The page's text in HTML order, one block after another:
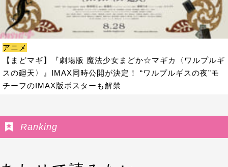
アニメ
【まどマギ】『劇場版 魔法少女まどか☆マギカ〈ワルプルギ
スの廻天〉』IMAX同時公開が決定！ “ワルプルギスの夜”モ
チーフのIMAX版ポスターも解禁
Ranking